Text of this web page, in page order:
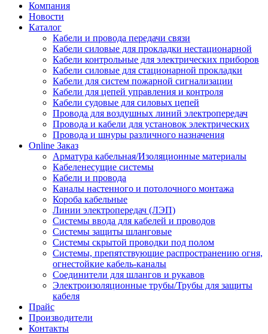
Компания
Новости
Каталог
Кабели и провода передачи связи
Кабели силовые для прокладки нестационарной
Кабели контрольные для электрических приборов
Кабели силовые для стационарной прокладки
Кабели для систем пожарной сигнализации
Кабели для цепей управления и контроля
Кабели судовые для силовых цепей
Провода для воздушных линий электропередач
Провода и кабели для установок электрических
Провода и шнуры различного назначения
Online Заказ
Арматура кабельная/Изоляционные материалы
Кабеленесущие системы
Кабели и провода
Каналы настенного и потолочного монтажа
Короба кабельные
Линии электропередач (ЛЭП)
Системы ввода для кабелей и проводов
Системы защиты шланговые
Системы скрытой проводки под полом
Системы, препятствующие распространению огня,
огнестойкие кабель-каналы
Соединители для шлангов и рукавов
Электроизоляционные трубы/Трубы для защиты
кабеля
Прайс
Производители
Контакты